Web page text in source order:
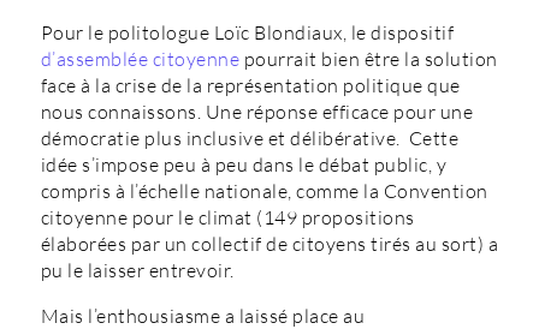
Pour le politologue Loïc Blondiaux, le dispositif
d’assemblée citoyenne pourrait bien être la solution
face à la crise de la représentation politique que
nous connaissons. Une réponse efficace pour une
démocratie plus inclusive et délibérative. Cette
idée s’impose peu à peu dans le débat public, y
compris à l’échelle nationale, comme la Convention
citoyenne pour le climat (149 propositions
élaborées par un collectif de citoyens tirés au sort) a
pu le laisser entrevoir.
Mais l’enthousiasme a laissé place au